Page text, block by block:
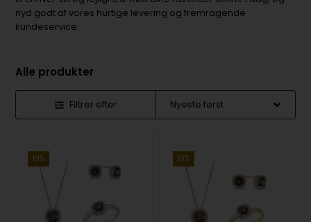
nyd godt af vores hurtige levering og fremragende
kundeservice.
Alle produkter
Filtrer efter
19% 19%